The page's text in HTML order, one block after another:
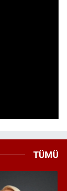
TÜMÜ